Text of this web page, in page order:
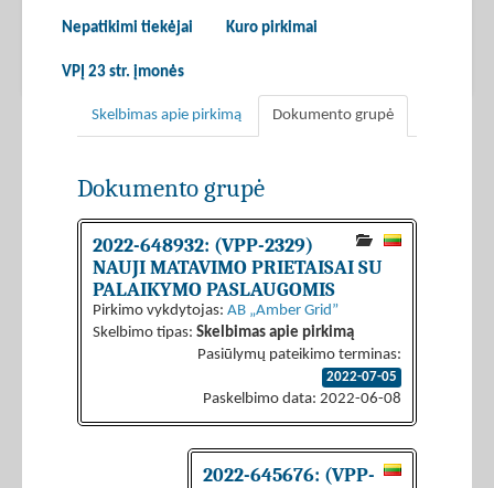
Nepatikimi tiekėjai Kuro pirkimai
VPĮ 23 str. įmonės
Skelbimas apie pirkimą Dokumento grupė
Dokumento grupė
2022-648932: (VPP-2329)
NAUJI MATAVIMO PRIETAISAI SU
PALAIKYMO PASLAUGOMIS
Pirkimo vykdytojas: AB „Amber Grid”
Skelbimo tipas: Skelbimas apie pirkimą
Pasiūlymų pateikimo terminas:
2022-07-05
Paskelbimo data: 2022-06-08
2022-645676: (VPP-